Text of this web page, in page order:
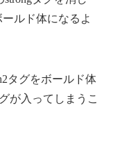
ルド体になるよ
タグをボールド体
が入ってしまうこ